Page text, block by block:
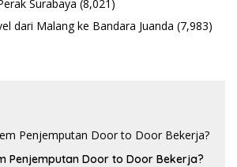
Surabaya (8,021)
dari Malang ke Bandara Juanda (7,983)
Penjemputan Door to Door Bekerja?